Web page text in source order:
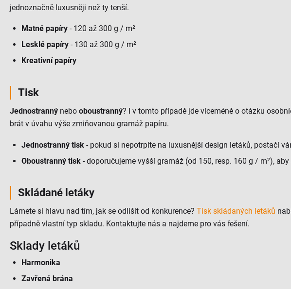
jednoznačně luxusněji než ty tenší.
Matné papíry - 120 až 300 g / m²
Lesklé papíry - 130 až 300 g / m²
Kreativní papíry
Tisk
Jednostranný nebo oboustranný? I v tomto případě jde víceméně o otázku
brát v úvahu výše zmiňovanou gramáž papíru.
Jednostranný tisk - pokud si nepotrpíte na luxusnější design letáků, postačí
Oboustranný tisk - doporučujeme vyšší gramáž (od 150, resp. 160 g / m²),
Skládané letáky
Lámete si hlavu nad tím, jak se odlišit od konkurence? Tisk skládaných letáků
případně vlastní typ skladu. Kontaktujte nás a najdeme pro vás řešení.
Sklady letáků
Harmonika
Zavřená brána